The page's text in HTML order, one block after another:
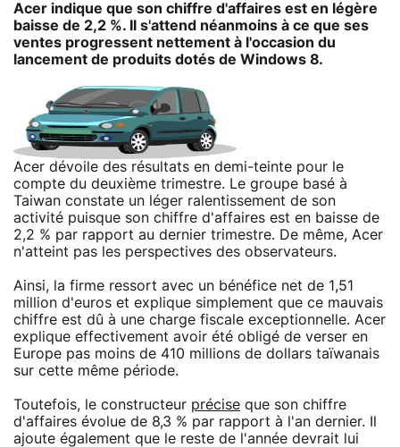
Acer indique que son chiffre d'affaires est en légère
baisse de 2,2 %. Il s'attend néanmoins à ce que ses
ventes progressent nettement à l'occasion du
lancement de produits dotés de Windows 8.
Acer dévoile des résultats en demi-teinte pour le
compte du deuxième trimestre. Le groupe basé à
Taiwan constate un léger ralentissement de son
activité puisque son chiffre d'affaires est en baisse de
2,2 % par rapport au dernier trimestre. De même, Acer
n'atteint pas les perspectives des observateurs.
Ainsi, la firme ressort avec un bénéfice net de 1,51
million d'euros et explique simplement que ce mauvais
chiffre est dû à une charge fiscale exceptionnelle. Acer
explique effectivement avoir été obligé de verser en
Europe pas moins de 410 millions de dollars taïwanais
sur cette même période.
Toutefois, le constructeur précise que son chiffre
d'affaires évolue de 8,3 % par rapport à l'an dernier. Il
ajoute également que le reste de l'année devrait lui